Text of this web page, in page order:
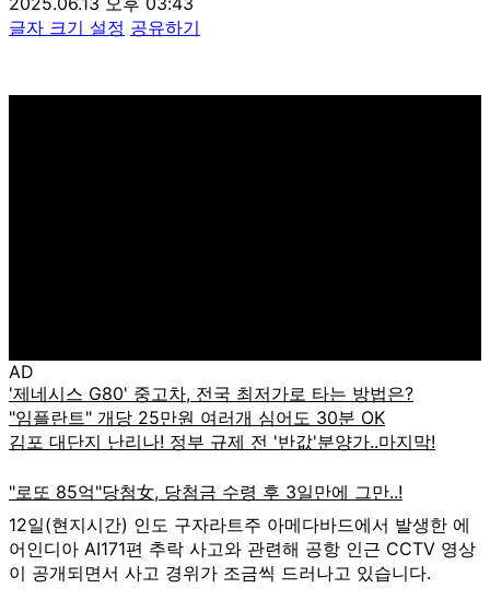
글자 크기 설정 공유하기
AD
12일(현지시간) 인도 구자라트주 아메다바드에서 발생한 에
어인디아 AI171편 추락 사고와 관련해 공항 인근 CCTV 영상
이 공개되면서 사고 경위가 조금씩 드러나고 있습니다.